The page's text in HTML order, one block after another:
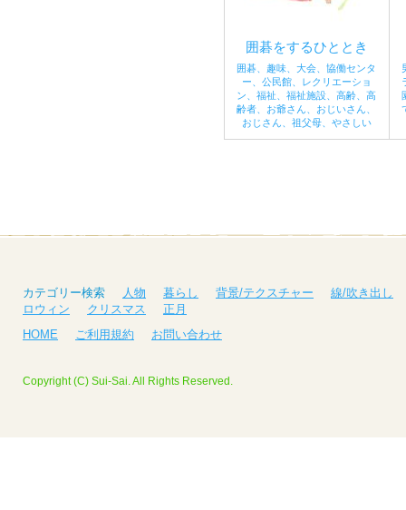
囲碁をするひととき
囲碁、趣味、大会、協働センタ
ー、公民館、レクリエーショ
ン、福祉、福祉施設、高齢、高
齢者、お爺さん、おじいさん、
おじさん、祖父母、やさしい
カテゴリー検索 人物 暮らし 背景/テクスチャー
線/吹き出し
ロウィン
クリスマス
正月
HOME
ご利用規約 お問い合わせ
Copyright (C) Sui-Sai. All Rights Reserved.